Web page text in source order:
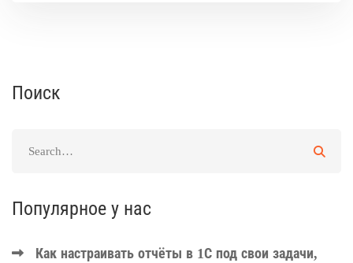
Поиск
Популярное у нас
Как настраивать отчёты в 1С под свои задачи,